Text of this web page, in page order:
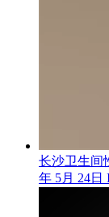
长沙卫生间
年 5月 24日